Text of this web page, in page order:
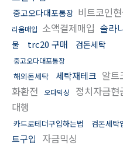
중고오다대포통장 비트코인
리움매입 소액결제매입 솔라
물
trc20 구매 검돈세탁
중고오다대포통장
해외돈세탁 세탁재테크 알트
화환전
오다믹싱 정치자금현
대행
카드로테더구입하는법 검돈세탁
트구입
자금믹싱